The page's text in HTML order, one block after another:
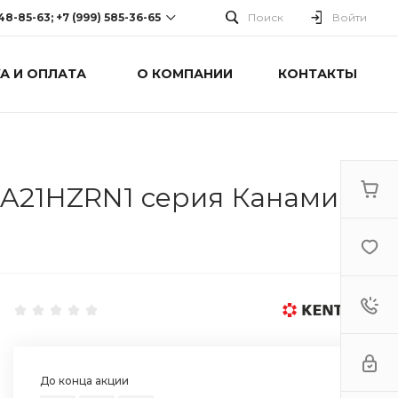
85-63; +7 (999) 585-36-65
63; +7 (999) 585-36-65
Поиск Войти
И ОПЛАТА О КОМПАНИИ КОНТАКТЫ
серия Канами
До конца акции